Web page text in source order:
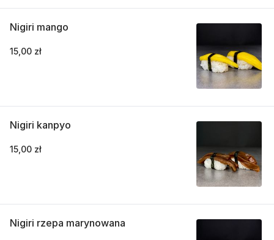
Nigiri mango
15,00 zł
Nigiri kanpyo
15,00 zł
Nigiri rzepa marynowana